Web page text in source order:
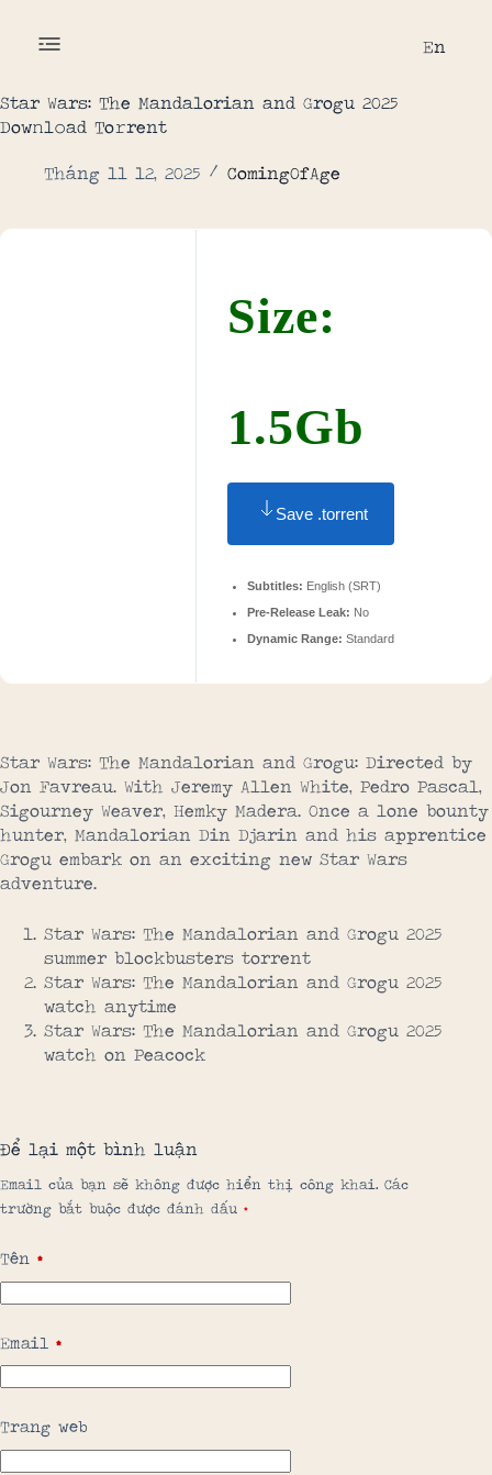
En
Star Wars: The Mandalorian and Grogu 2025
Dow𝚗l𝚘ad To𝚛rent
Tháng 11 12, 2025 ComingOfAge
Size:
1.5Gb
Save .torrent
Subtitles: English (SRT)
Pre-Release Leak: No
Dynamic Range: Standard
Star Wars: The Mandalorian and Grogu: Directed by
Jon Favreau. With Jeremy Allen White, Pedro Pascal,
Sigourney Weaver, Hemky Madera. Once a lone bounty
hunter, Mandalorian Din Djarin and his apprentice
Grogu embark on an exciting new Star Wars
adventure.
Star Wars: The Mandalorian and Grogu 2025
summer blockbusters torrent
Star Wars: The Mandalorian and Grogu 2025
watch anytime
Star Wars: The Mandalorian and Grogu 2025
watch on Peacock
Để lại một bình luận
Email của bạn sẽ không được hiển thị công khai. Các
trường bắt buộc được đánh dấu *
Tên *
Email *
Trang web